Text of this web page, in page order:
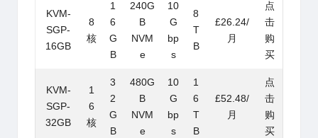
KVM-
SGP-
16GB
8
核
1
6
G
B
240G
B
NVM
e
10
G
bp
s
8
T
B
£26.24/
月
点
击
购
买
KVM-
SGP-
32GB
1
6
核
3
2
G
B
480G
B
NVM
e
10
G
bp
s
1
6
T
B
£52.48/
月
点
击
购
买